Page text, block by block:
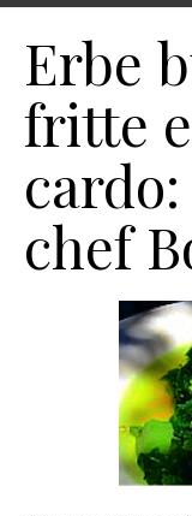
Erbe
fritte
chef